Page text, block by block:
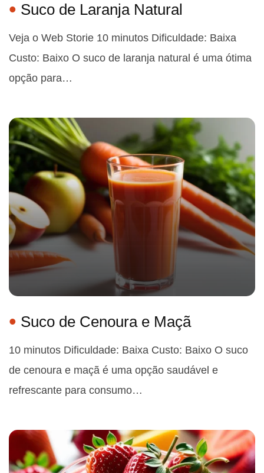
Suco de Laranja Natural
Veja o Web Storie 10 minutos Dificuldade: Baixa
Custo: Baixo O suco de laranja natural é uma ótima
opção para…
Suco de Cenoura e Maçã
10 minutos Dificuldade: Baixa Custo: Baixo O suco
de cenoura e maçã é uma opção saudável e
refrescante para consumo…